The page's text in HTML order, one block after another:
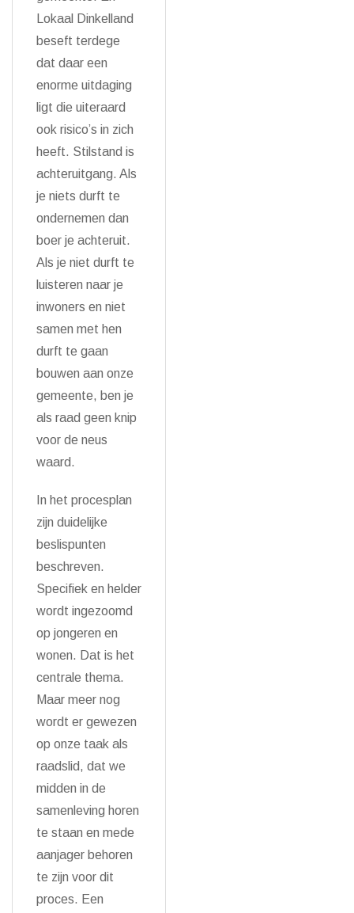
Lokaal Dinkelland
beseft terdege
dat daar een
enorme uitdaging
ligt die uiteraard
ook risico’s in zich
heeft. Stilstand is
achteruitgang. Als
je niets durft te
ondernemen dan
boer je achteruit.
Als je niet durft te
luisteren naar je
inwoners en niet
samen met hen
durft te gaan
bouwen aan onze
gemeente, ben je
als raad geen knip
voor de neus
waard.
In het procesplan
zijn duidelijke
beslispunten
beschreven.
Specifiek en helder
wordt ingezoomd
op jongeren en
wonen. Dat is het
centrale thema.
Maar meer nog
wordt er gewezen
op onze taak als
raadslid, dat we
midden in de
samenleving horen
te staan en mede
aanjager behoren
te zijn voor dit
proces. Een